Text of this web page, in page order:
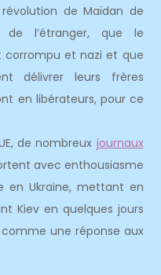
de Maïdan de
l’étranger, que le
corrompu et nazi et que
délivrer leurs frères
en libérateurs, pour ce
de nombreux journaux
avec enthousiasme
en Ukraine, mettant en
Kiev en quelques jours
une réponse aux